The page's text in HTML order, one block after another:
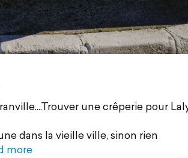
une crêperie pour
dans la vieille ville, sinon rien
more